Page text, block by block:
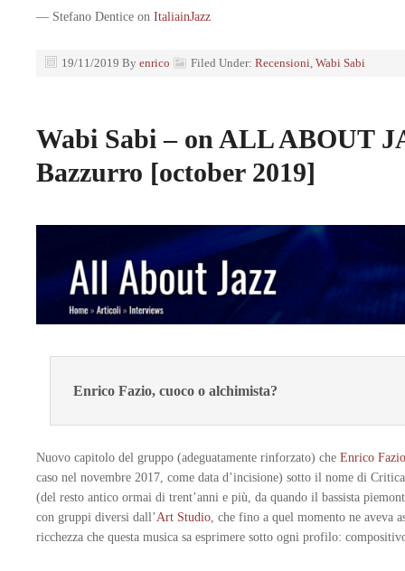
— Stefano Dentice on ItaliainJazz
19/11/2019 By enrico Filed Under: Recensioni Wabi Sabi
Wabi Sabi – on ALL ABOUT
Bazzurro [october 2019]
Enrico Fazio, cuoco o alchimista?
Nuovo capitolo del gruppo (adeguatamente rinforzato) che Enrico Fazio
caso nel novembre 2017, come data d’incisione) sotto il nome di
(del resto antico ormai di trent’anni e più, da quando il bassista
con gruppi diversi dall’Art Studio , che fino a quel momento ne aveva
ricchezza che questa musica sa esprimere sotto ogni profilo: